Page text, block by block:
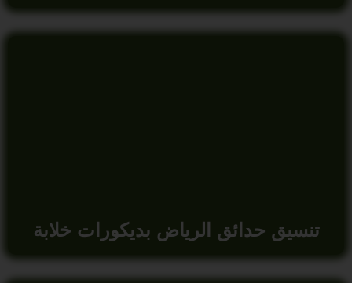
تنسيق حدائق الرياض بديكورات خلابة